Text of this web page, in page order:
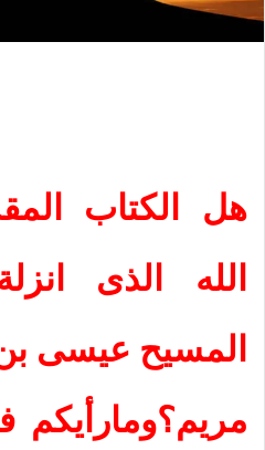
هل الكتاب
الله الذى
المسيح عيسى
مريم؟ومارأيكم